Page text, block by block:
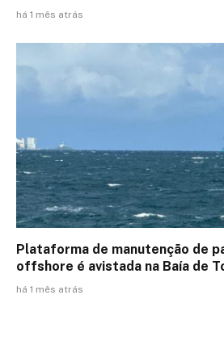
há 1 mês atrás
Plataforma de manutenção de
offshore é avistada na Baía de
há 1 mês atrás